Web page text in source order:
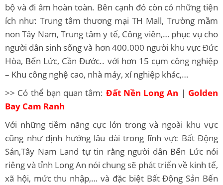
bộ và đi âm hoàn toàn. Bên cạnh đó còn có những tiện
ích như: Trung tâm thương mại TH Mall, Trường mầm
non Tây Nam, Trung tâm y tế, Công viên,… phục vụ cho
người dân sinh sống và hơn 400.000 người khu vực Đức
Hòa, Bến Lức, Cần Đước.. với hơn 15 cụm công nghiệp
– Khu công nghệ cao, nhà máy, xí nghiệp khác,…
>> Có thể bạn quan tâm: Đất Nền Long An | Golden
Bay Cam Ranh
Với những tiềm năng cực lớn trong và ngoài khu vực
cũng như định hướng lâu dài trong lĩnh vực Bất Động
Sản,Tây Nam Land tự tin rằng người dân Bến Lức nói
riêng và tỉnh Long An nói chung sẽ phát triển về kinh tế,
xã hội, mức thu nhập,… và đặc biệt Bất Động Sản Bến